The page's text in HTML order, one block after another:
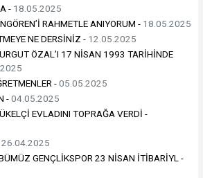
- 18.05.2025
RAHMETLE ANIYORUM - 18.05.2025
NE DERSİNİZ - 12.05.2025
ÖZAL’I 17 NİSAN 1993 TARİHİNDE
-05.05.2025
-04.05.2025
EVLADINI TOPRAĞA VERDİ -
26.04.2025
GENÇLİKSPOR 23 NİSAN İTİBARİYL -